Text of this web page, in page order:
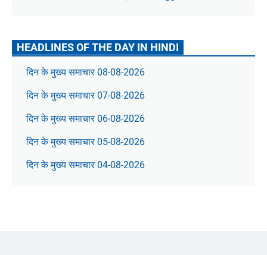
HEADLINES OF THE DAY IN HINDI
दिन के मुख्य समाचार 08-08-2026
दिन के मुख्य समाचार 07-08-2026
दिन के मुख्य समाचार 06-08-2026
दिन के मुख्य समाचार 05-08-2026
दिन के मुख्य समाचार 04-08-2026